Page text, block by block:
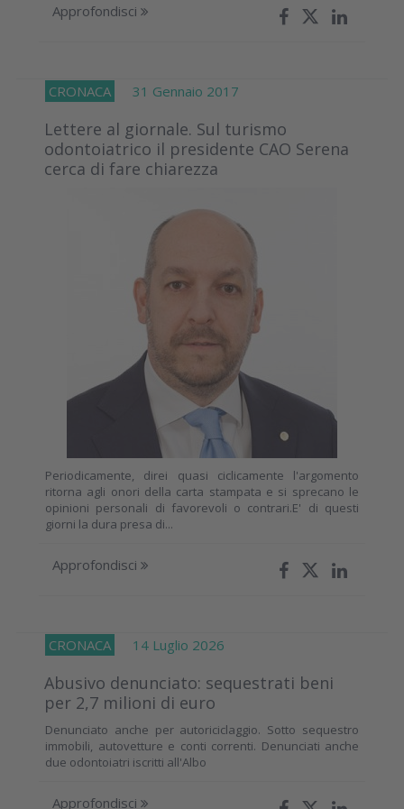
Approfondisci
CRONACA 31 Gennaio 2017
Lettere al giornale. Sul turismo
odontoiatrico il presidente CAO Serena
cerca di fare chiarezza
Periodicamente, direi quasi ciclicamente l'argomento
ritorna agli onori della carta stampata e si sprecano le
opinioni personali di favorevoli o contrari.E' di questi
giorni la dura presa di...
Approfondisci
CRONACA 14 Luglio 2026
Abusivo denunciato: sequestrati beni
per 2,7 milioni di euro
Denunciato anche per autoriciclaggio. Sotto sequestro
immobili, autovetture e conti correnti. Denunciati anche
due odontoiatri iscritti all'Albo
Approfondisci